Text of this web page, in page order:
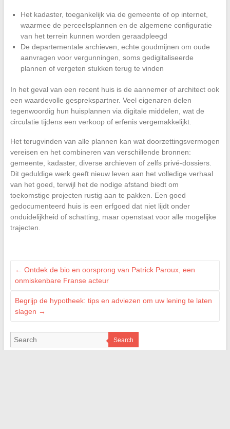
Het kadaster, toegankelijk via de gemeente of op internet,
waarmee de perceelsplannen en de algemene configuratie
van het terrein kunnen worden geraadpleegd
De departementale archieven, echte goudmijnen om oude
aanvragen voor vergunningen, soms gedigitaliseerde
plannen of vergeten stukken terug te vinden
In het geval van een recent huis is de aannemer of architect ook
een waardevolle gesprekspartner. Veel eigenaren delen
tegenwoordig hun huisplannen via digitale middelen, wat de
circulatie tijdens een verkoop of erfenis vergemakkelijkt.
Het terugvinden van alle plannen kan wat doorzettingsvermogen
vereisen en het combineren van verschillende bronnen:
gemeente, kadaster, diverse archieven of zelfs privé-dossiers.
Dit geduldige werk geeft nieuw leven aan het volledige verhaal
van het goed, terwijl het de nodige afstand biedt om
toekomstige projecten rustig aan te pakken. Een goed
gedocumenteerd huis is een erfgoed dat niet lijdt onder
onduidelijkheid of schatting, maar openstaat voor alle mogelijke
trajecten.
← Ontdek de bio en oorsprong van Patrick Paroux, een
onmiskenbare Franse acteur
Begrijp de hypotheek: tips en adviezen om uw lening te laten
slagen →
Search